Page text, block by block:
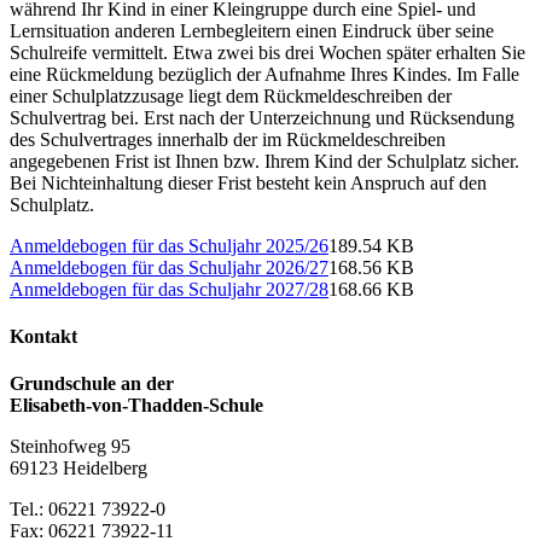
während Ihr Kind in einer Kleingruppe durch eine Spiel- und
Lernsituation anderen Lernbegleitern einen Eindruck über seine
Schulreife vermittelt. Etwa zwei bis drei Wochen später erhalten Sie
eine Rückmeldung bezüglich der Aufnahme Ihres Kindes. Im Falle
einer Schulplatzzusage liegt dem Rückmeldeschreiben der
Schulvertrag bei. Erst nach der Unterzeichnung und Rücksendung
des Schulvertrages innerhalb der im Rückmeldeschreiben
angegebenen Frist ist Ihnen bzw. Ihrem Kind der Schulplatz sicher.
Bei Nichteinhaltung dieser Frist besteht kein Anspruch auf den
Schulplatz.
Anmeldebogen für das Schuljahr 2025/26189.54 KB
Anmeldebogen für das Schuljahr 2026/27168.56 KB
Anmeldebogen für das Schuljahr 2027/28168.66 KB
Kontakt
Grundschule an der
Elisabeth-von-Thadden-Schule
Steinhofweg 95
69123 Heidelberg
Tel.: 06221 73922-0
Fax: 06221 73922-11